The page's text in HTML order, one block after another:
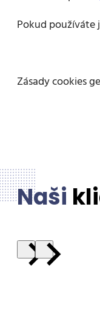
Pokud používáte
Zásady cookies
Naši